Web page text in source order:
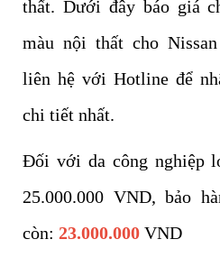
thất. Dưới đây báo giá
màu nội thất cho
liên hệ với Hotline để
chi tiết nhất.
Đối với da công nghiệp
25.000.000 VND, bảo
còn: 23.000.000 VND